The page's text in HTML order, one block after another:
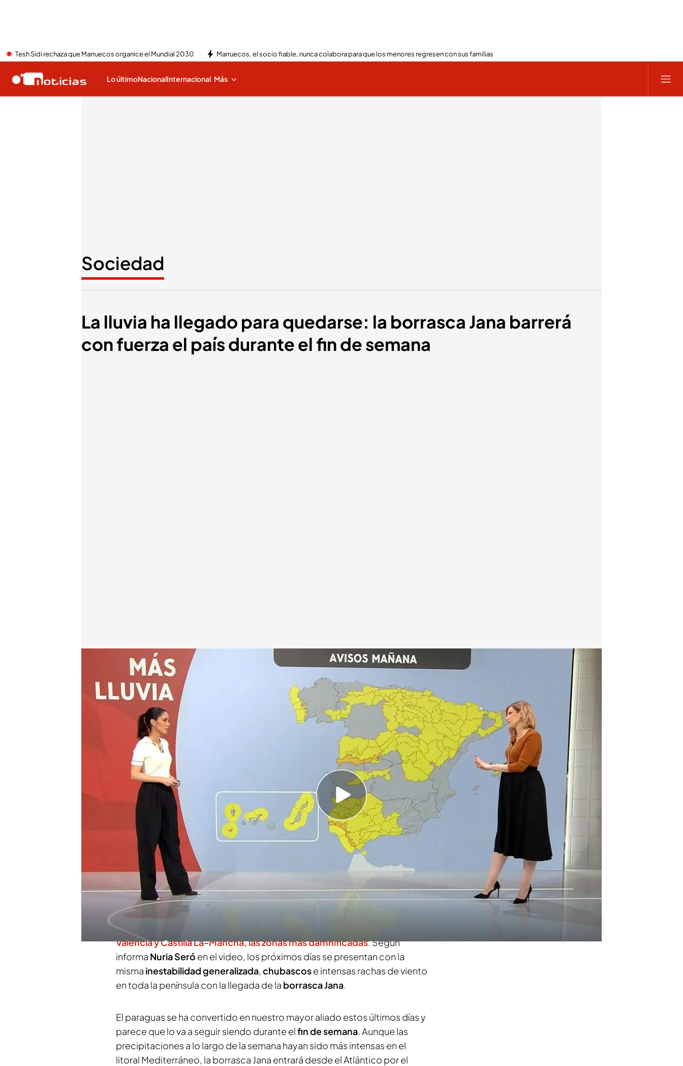
Tesh Sidi rechaza que Marruecos organice el Mundial 2030 Marruecos, el socio fiable, nunca colabora para que los menores regresen con sus familias
Lo últimoNacionalInternacional Más
Sociedad
La lluvia ha llegado para quedarse: la borrasca Jana barrerá
con fuerza el país durante el fin de semana
El tiempo que dejará la borrasca Jana este fin de semana
Redacción digital Noticias Cuatro
07 MAR 2025 - 16:44h.
La borrasca Jana dejará precipitaciones generalizadas y fuertes rachas
de viento durante el fin de semana
Gran parte de la península sufre sequía a pesar de las lluvias de las
últimas semanas
Murcia, la comunidad más afectada por las intensas lluvias:
inundaciones y rescates por el fuerte temporal
El temporal no da tregua en España
y parece que la lluvia ha llegado para
quedarse. La tendencia a la que nos hemos acostumbrado estos días no
cambiará durante el fin de semana. El nuevo frente ha dejado rescates y
crecidas en los barrancos, sobre todo en
Valencia y Castilla La-Mancha, las zonas más damnificadas. Según
informa Nuria Seró en el video, los próximos días se presentan con la
misma inestabilidad generalizada, chubascose intensas rachas de viento
en toda la península con la llegada de la borrasca Jana.
El paraguas se ha convertido en nuestro mayor aliado estos últimos días y
parece que lo va a seguir siendo durante elfin de semana. Aunque las
precipitaciones a lo largo de la semana hayan sido más intensas en el
litoral Mediterráneo, la borrasca Jana entrará desde el Atlántico por el